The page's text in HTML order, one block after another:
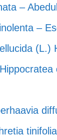
– Abedul
–
(L.)
tinifolia